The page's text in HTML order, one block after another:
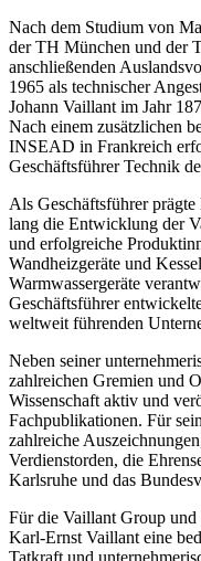
Nach dem Studium von
der TH München und der
anschließenden
1965 als technischer
Johann Vaillant im Jahr
Nach einem zusätzlichen
INSEAD in Frankreich
Geschäftsführer Technik
Als Geschäftsführer
lang die Entwicklung der
und erfolgreiche
Wandheizgeräte und
Warmwassergeräte
Geschäftsführer
weltweit führenden
Neben seiner
zahlreichen Gremien und
Wissenschaft aktiv und
Fachpublikationen. Für
zahlreiche
Verdienstorden, die
Karlsruhe und das
Für die Vaillant Group und
Karl-Ernst Vaillant eine
Tatkraft und